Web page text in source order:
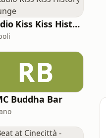
Radio Kiss Kiss History Lounge
RB
Buddha Bar